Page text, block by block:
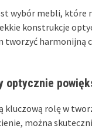
wybór mebli, które
konstrukcje
tworzyć harmonijną
optycznie
kluczową rolę w
można